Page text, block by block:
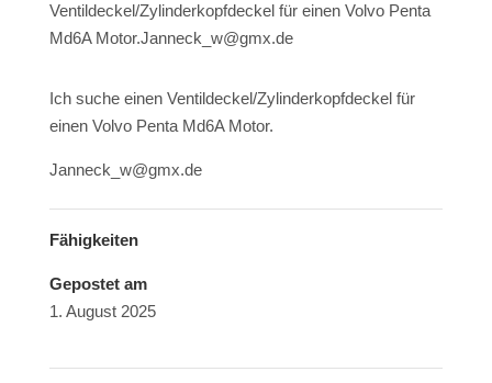
Ventildeckel/Zylinderkopfdeckel für einen Volvo Penta
Md6A Motor.Janneck_w@gmx.de
Ich suche einen Ventildeckel/Zylinderkopfdeckel für
einen Volvo Penta Md6A Motor.
Janneck_w@gmx.de
Fähigkeiten
Gepostet am
1. August 2025